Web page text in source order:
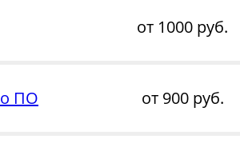
от 1000 руб.
ПО от 900 руб.